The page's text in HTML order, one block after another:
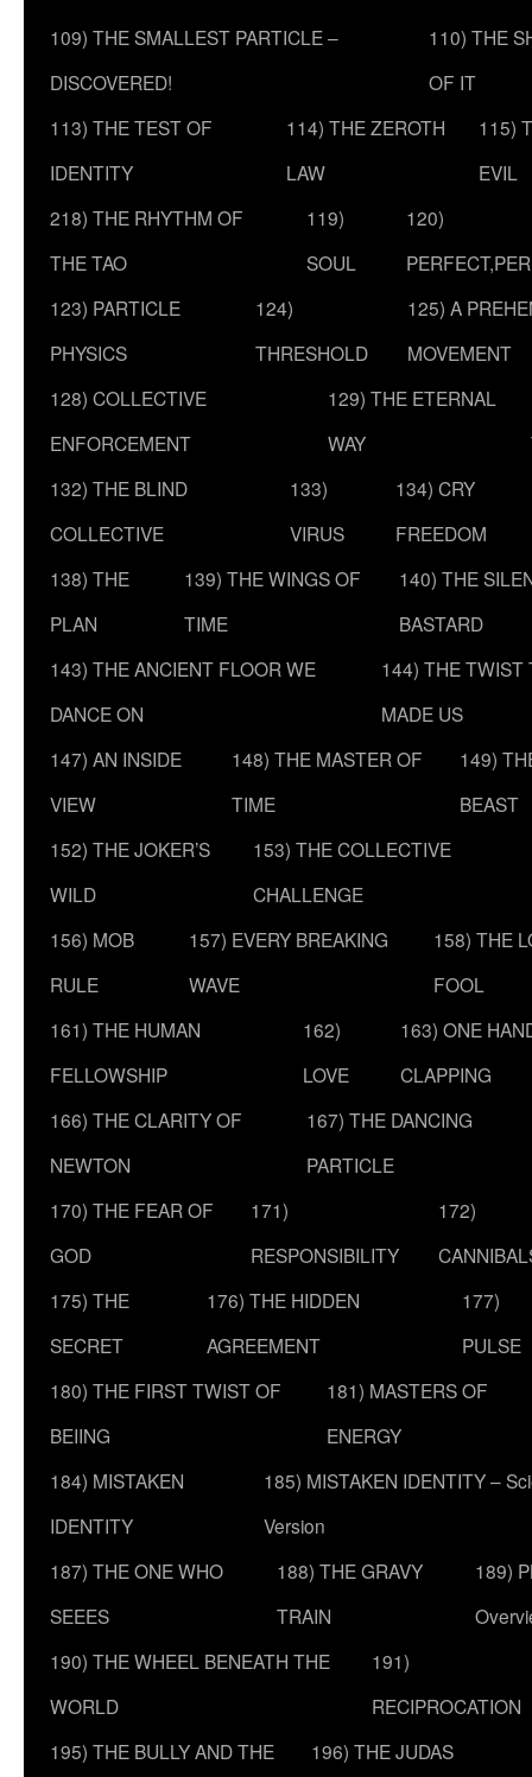
109) THE SMALLEST PARTICLE –
DISCOVERED!
110) THE
OF IT
113) THE TEST OF
IDENTITY
114) THE ZEROTH
LAW
115)
EVIL
218) THE RHYTHM OF
THE TAO
119)
SOUL
120)
123) PARTICLE
PHYSICS
124)
THRESHOLD
125) A
MOVEMENT
128) COLLECTIVE
ENFORCEMENT
129) THE ETERNAL
WAY
132) THE BLIND
COLLECTIVE
133)
VIRUS
134) CRY
FREEDOM
138) THE
PLAN
139) THE WINGS OF
TIME
140) THE
BASTARD
143) THE ANCIENT FLOOR WE
DANCE ON
144) THE TWIST
MADE US
147) AN INSIDE
VIEW
148) THE MASTER OF
TIME
149)
BEAST
152) THE JOKER’S
WILD
153) THE COLLECTIVE
CHALLENGE
156) MOB
RULE
157) EVERY BREAKING
WAVE
158) THE
FOOL
161) THE HUMAN
FELLOWSHIP
162)
LOVE
163) ONE
CLAPPING
166) THE CLARITY OF
NEWTON
167) THE DANCING
PARTICLE
170) THE FEAR OF
GOD
171)
RESPONSIBILITY
172)
175) THE
SECRET
176) THE HIDDEN
AGREEMENT
177)
PULSE
180) THE FIRST TWIST OF
BEIING
181) MASTERS OF
ENERGY
184) MISTAKEN
IDENTITY
185) MISTAKEN IDENTITY –
Version
187) THE ONE WHO
SEEES
188) THE GRAVY
TRAIN
189)
190) THE WHEEL BENEATH THE
WORLD
191)
RECIPROCATION
195) THE BULLY AND THE
196) THE JUDAS